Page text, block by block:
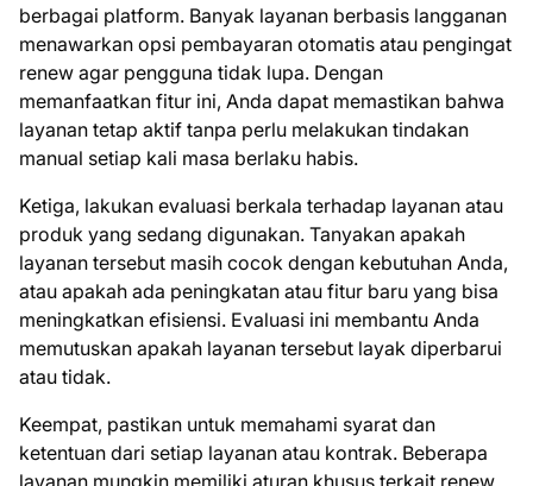
berbagai platform. Banyak layanan berbasis langganan
menawarkan opsi pembayaran otomatis atau pengingat
renew agar pengguna tidak lupa. Dengan
memanfaatkan fitur ini, Anda dapat memastikan bahwa
layanan tetap aktif tanpa perlu melakukan tindakan
manual setiap kali masa berlaku habis.
Ketiga, lakukan evaluasi berkala terhadap layanan atau
produk yang sedang digunakan. Tanyakan apakah
layanan tersebut masih cocok dengan kebutuhan Anda,
atau apakah ada peningkatan atau fitur baru yang bisa
meningkatkan efisiensi. Evaluasi ini membantu Anda
memutuskan apakah layanan tersebut layak diperbarui
atau tidak.
Keempat, pastikan untuk memahami syarat dan
ketentuan dari setiap layanan atau kontrak. Beberapa
layanan mungkin memiliki aturan khusus terkait renew,